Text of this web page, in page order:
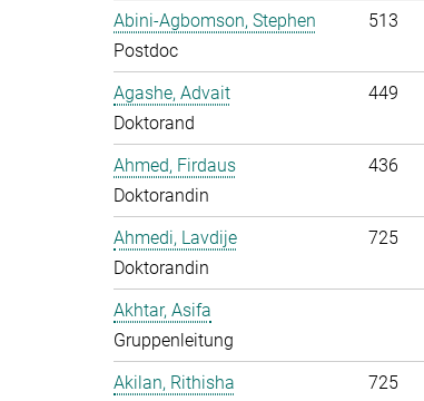
Abini-Agbomson, Stephen
Postdoc
513
Agashe, Advait
Doktorand
449
Ahmed, Firdaus
Doktorandin
436
Ahmedi, Lavdije
Doktorandin
725
Akhtar, Asifa
Gruppenleitung
Akilan, Rithisha
725